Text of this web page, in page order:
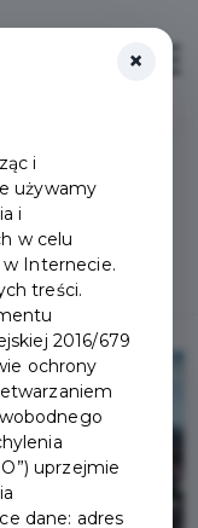
Pruszcz
na prace
budowlane przy
×
i
używamy
i
w celu
w Internecie.
treści.
2016/679
ochrony
uprzejmie
dane: adres